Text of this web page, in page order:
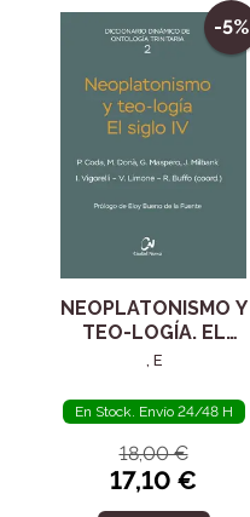
-5%
NEOPLATONISMO Y
TEO-LOGÍA. EL
SIGLO IV
, E
En Stock. Envío 24/48 H
18,00 €
17,10 €